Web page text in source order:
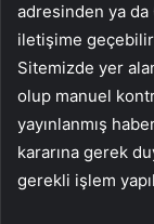
adresinden ya da
iletişime
Sitemizde yer
olup manuel
yayınlanmış
kararına gerek
gerekli işlem